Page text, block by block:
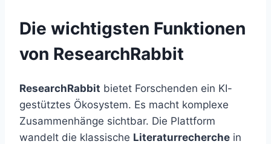
Die wichtigsten Funktionen
von ResearchRabbit
ResearchRabbit bietet Forschenden ein KI-
gestütztes Ökosystem. Es macht komplexe
Zusammenhänge sichtbar. Die Plattform
wandelt die klassische Literaturrecherche in